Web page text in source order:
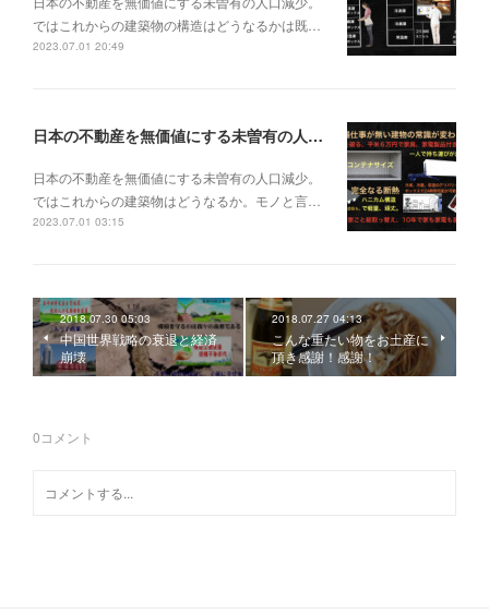
ではこれからの建築物の構造はどうなるかは既…
2023.07.01 20:49
日本の不動産を無価値にする未曽有の人口減少。ではこれからの建築物はどうなるか。
日本の不動産を無価値にする未曽有の人口減少。
ではこれからの建築物はどうなるか。モノと言…
2023.07.01 03:15
2018.07.30 05:03
中国世界戦略の衰退と経済
崩壊
2018.07.27 04:13
こんな重たい物をお土産に
頂き感謝！感謝！
0コメント